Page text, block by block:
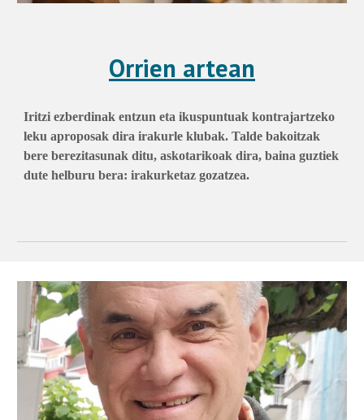
Orrien artean
Iritzi ezberdinak entzun eta ikuspuntuak kontrajartzeko
leku aproposak dira irakurle klubak. Talde bakoitzak
bere berezitasunak ditu, askotarikoak dira, baina guztiek
dute helburu bera: irakurketaz gozatzea.